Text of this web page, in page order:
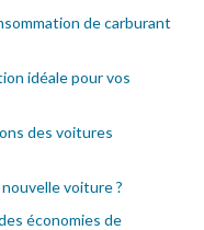
de carburant
idéale pour vos
des voitures
voiture ?
économies de